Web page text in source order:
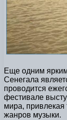
Еще одним
Сенегала
проводится
фестивале
мира, привлекая
жанров музыки.